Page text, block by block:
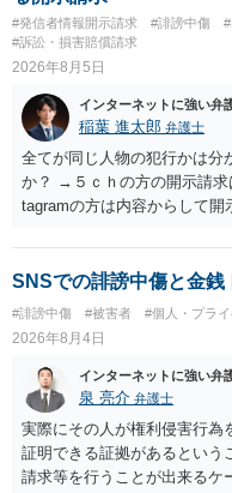
#発信者情報開示請求 #誹謗中傷
#訴訟・損害賠償請求
2026年8月5日
インターネットに強い弁
稲葉 進太郎 弁護士
全てが同じ人物の犯行かは分
か？ →５ｃｈの方の開示請求
tagramの方は内容からして
いでしょう。７月中にアカウ
ても失敗する可能性が高いよ
合、相手に全ての弁護士費
訴訟外の交渉で相手方が認め
訴訟で判決となった場合は、
められない場合があり何とも
SNSでの誹謗中傷と金
#誹謗中傷 #被害者 #個人・プライ
2026年8月4日
インターネットに強い弁
泉 亮介 弁護士
実際にその人が権利侵害行為
証明できる証拠があるという
請求等を行うことが出来るケ